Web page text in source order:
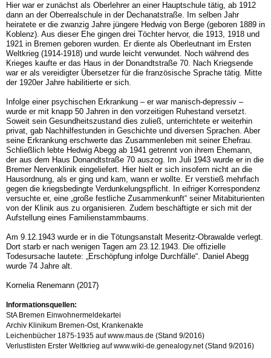
Hier war er zunächst als Oberlehrer an einer Hauptschule tätig, ab 1912
dann an der Oberrealschule in der Dechanatstraße. Im selben Jahr
heiratete er die zwanzig Jahre jüngere Hedwig von Berge (geboren 1889 in
Koblenz). Aus dieser Ehe gingen drei Töchter hervor, die 1913, 1918 und
1921 in Bremen geboren wurden. Er diente als Oberleutnant im Ersten
Weltkrieg (1914-1918) und wurde leicht verwundet. Noch während des
Krieges kaufte er das Haus in der Donandtstraße 70. Nach Kriegsende
war er als vereidigter Übersetzer für die französische Sprache tätig. Mitte
der 1920er Jahre habilitierte er sich.
Infolge einer psychischen Erkrankung – er war manisch-depressiv –
wurde er mit knapp 50 Jahren in den vorzeitigen Ruhestand versetzt.
Soweit sein Gesundheitszustand dies zuließ, unterrichtete er weiterhin
privat, gab Nachhilfestunden in Geschichte und diversen Sprachen. Aber
seine Erkrankung erschwerte das Zusammenleben mit seiner Ehefrau.
Schließlich lebte Hedwig Abegg ab 1941 getrennt von ihrem Ehemann,
der aus dem Haus Donandtstraße 70 auszog. Im Juli 1943 wurde er in die
Bremer Nervenklinik eingeliefert. Hier hielt er sich insofern nicht an die
Hausordnung, als er ging und kam, wann er wollte. Er verstieß mehrfach
gegen die kriegsbedingte Verdunkelungspflicht. In eifriger Korrespondenz
versuchte er, eine „große festliche Zusammenkunft“ seiner Mitabiturienten
von der Klinik aus zu organisieren. Zudem beschäftigte er sich mit der
Aufstellung eines Familienstammbaums.
Am 9.12.1943 wurde er in die Tötungsanstalt Meseritz-Obrawalde verlegt.
Dort starb er nach wenigen Tagen am 23.12.1943. Die offizielle
Todesursache lautete: „Erschöpfung infolge Durchfälle“. Daniel Abegg
wurde 74 Jahre alt.
Kornelia Renemann (2017)
Informationsquellen:
StA Bremen Einwohnermeldekartei
Archiv Klinikum Bremen-Ost, Krankenakte
Leichenbücher 1875-1935 auf www.maus.de (Stand 9/2016)
Verlustlisten Erster Weltkrieg auf www.wiki-de.genealogy.net (Stand 9/2016)